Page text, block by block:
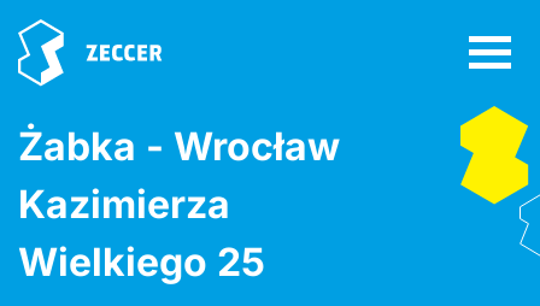
Żabka - Wrocław
Kazimierza
Wielkiego 25